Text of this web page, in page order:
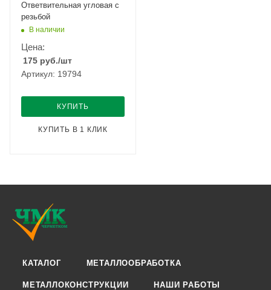
Ответвительная угловая с
резьбой
В наличии
Цена:
175 руб./шт
Артикул: 19794
КУПИТЬ
КУПИТЬ В 1 КЛИК
КАТАЛОГ МЕТАЛЛООБРАБОТКА
МЕТАЛЛОКОНСТРУКЦИИ НАШИ РАБОТЫ